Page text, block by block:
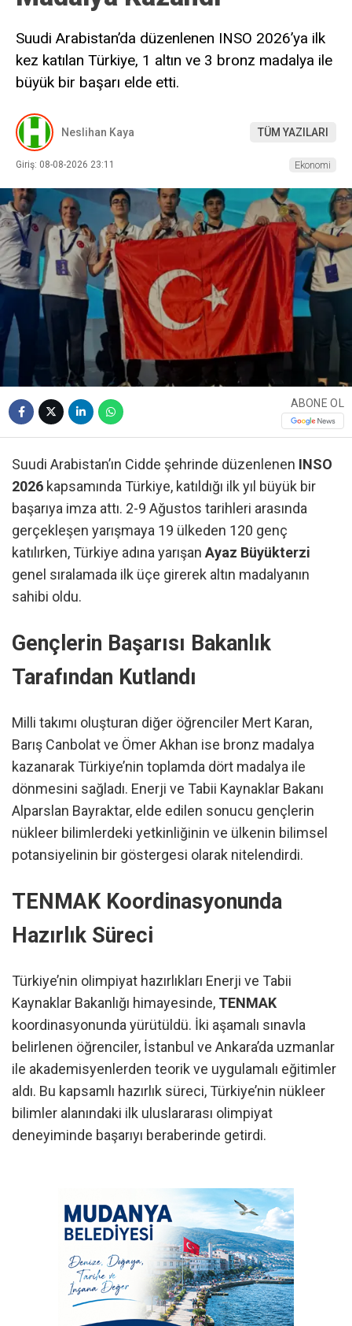
Suudi Arabistan’da düzenlenen INSO 2026’ya ilk
kez katılan Türkiye, 1 altın ve 3 bronz madalya ile
büyük bir başarı elde etti.
Neslihan Kaya TÜM YAZILARI
Giriş: 08-08-2026 23:11 Ekonomi
ABONE OL
Suudi Arabistan’ın Cidde şehrinde düzenlenen INSO
2026 kapsamında Türkiye, katıldığı ilk yıl büyük bir
başarıya imza attı. 2-9 Ağustos tarihleri arasında
gerçekleşen yarışmaya 19 ülkeden 120 genç
katılırken, Türkiye adına yarışan Ayaz Büyükterzi
genel sıralamada ilk üçe girerek altın madalyanın
sahibi oldu.
Gençlerin Başarısı Bakanlık
Tarafından Kutlandı
Milli takımı oluşturan diğer öğrenciler Mert Karan,
Barış Canbolat ve Ömer Akhan ise bronz madalya
kazanarak Türkiye’nin toplamda dört madalya ile
dönmesini sağladı. Enerji ve Tabii Kaynaklar Bakanı
Alparslan Bayraktar, elde edilen sonucu gençlerin
nükleer bilimlerdeki yetkinliğinin ve ülkenin bilimsel
potansiyelinin bir göstergesi olarak nitelendirdi.
TENMAK Koordinasyonunda
Hazırlık Süreci
Türkiye’nin olimpiyat hazırlıkları Enerji ve Tabii
Kaynaklar Bakanlığı himayesinde, TENMAK
koordinasyonunda yürütüldü. İki aşamalı sınavla
belirlenen öğrenciler, İstanbul ve Ankara’da uzmanlar
ile akademisyenlerden teorik ve uygulamalı eğitimler
aldı. Bu kapsamlı hazırlık süreci, Türkiye’nin nükleer
bilimler alanındaki ilk uluslararası olimpiyat
deneyiminde başarıyı beraberinde getirdi.